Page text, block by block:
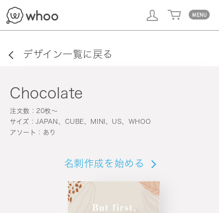
デザイン一覧に戻る
Chocolate
注文数：20枚〜
サイズ：JAPAN、CUBE、MINI、US、WHOO
アソート：あり
名刺作成を始める